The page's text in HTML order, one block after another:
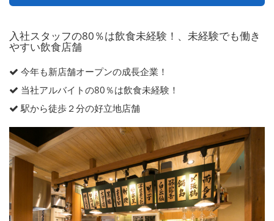
入社スタッフの80％は飲食未経験！、未経験でも働き
やすい飲食店舗
今年も新店舗オープンの成長企業！
当社アルバイトの80％は飲食未経験！
駅から徒歩２分の好立地店舗